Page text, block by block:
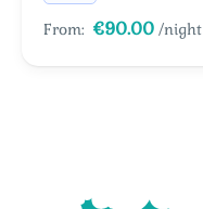
From: €90.00 /night